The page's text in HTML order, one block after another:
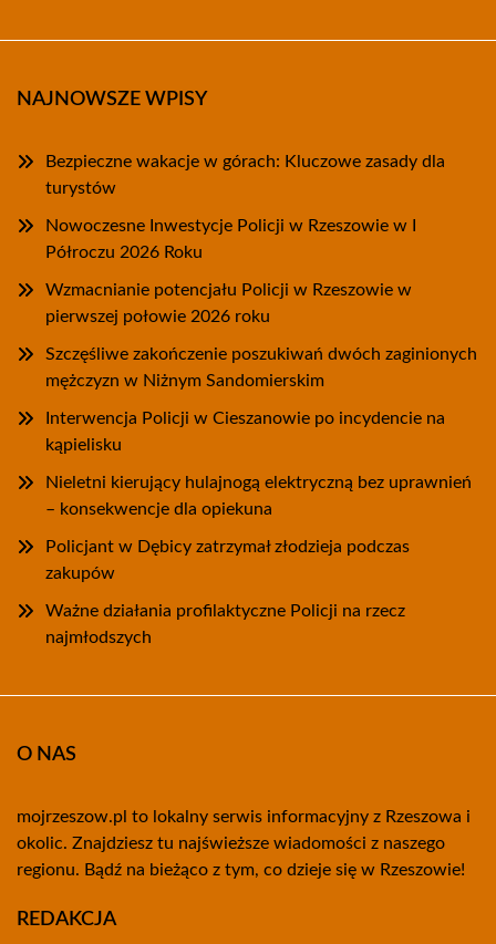
NAJNOWSZE WPISY
Bezpieczne wakacje w górach: Kluczowe zasady dla
turystów
Nowoczesne Inwestycje Policji w Rzeszowie w I
Półroczu 2026 Roku
Wzmacnianie potencjału Policji w Rzeszowie w
pierwszej połowie 2026 roku
Szczęśliwe zakończenie poszukiwań dwóch zaginionych
mężczyzn w Niżnym Sandomierskim
Interwencja Policji w Cieszanowie po incydencie na
kąpielisku
Nieletni kierujący hulajnogą elektryczną bez uprawnień
– konsekwencje dla opiekuna
Policjant w Dębicy zatrzymał złodzieja podczas
zakupów
Ważne działania profilaktyczne Policji na rzecz
najmłodszych
O NAS
mojrzeszow.pl to lokalny serwis informacyjny z Rzeszowa i
okolic. Znajdziesz tu najświeższe wiadomości z naszego
regionu. Bądź na bieżąco z tym, co dzieje się w Rzeszowie!
REDAKCJA